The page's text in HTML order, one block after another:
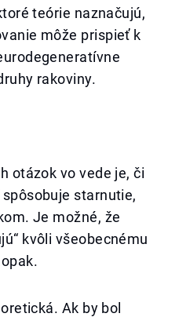
teórie naznačujú,
môže prispieť k
rakoviny.
otázok vo vede je, či
starnutie,
Je možné, že
kvôli všeobecnému
Ak by bol